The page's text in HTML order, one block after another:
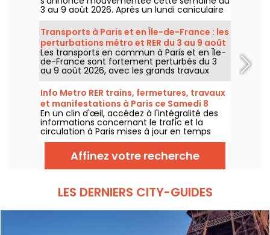
3 au 9 août 2026. Après un lundi caniculaire
marqué par un risque d’orages, les
températures vont progressivement baisser
avant le retour d’un temps plus chaud et
ensoleillé pour le week-end.
Transports à Paris et en Île-de-France : les
perturbations métro et RER du 3 au 9 août
2026
Les transports en commun à Paris et en Île-
de-France sont fortement perturbés du 3
au 9 août 2026, avec les grands travaux
d'été qui impactent très durement
certaines lignes, selon la RATP et SNCF.
Info Metro RER trains, fermetures, travaux
et manifestations à Paris ce Samedi 8
août 2026
En un clin d'œil, accédez à l'intégralité des
informations concernant le trafic et la
circulation à Paris mises à jour en temps
réel. Metro RER et Transilien de la RATP,
travaux, circulation, grands évènements et
manifestations, on vous donne toutes les
informations pratiques à connaître avant de
Affinez votre recherche
LES DERNIERS CITY-GUIDES